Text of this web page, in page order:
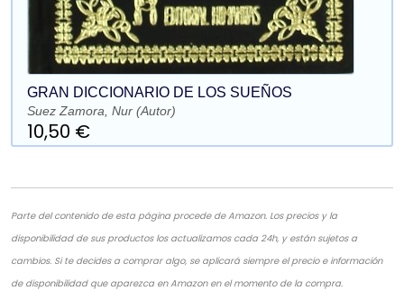
GRAN DICCIONARIO DE LOS SUEÑOS
Suez Zamora, Nur (Autor)
10,50 €
Parte del contenido de esta página procede de Amazon. Los precios y la
disponibilidad de sus productos los actualizamos cada 24h, y están sujetos a
cambios. Si te decides a comprar algo, se aplicará siempre el precio e información
de disponibilidad que aparezca en Amazon en el momento de la compra.